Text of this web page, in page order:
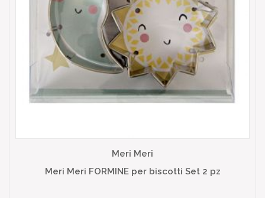
Meri Meri
Meri Meri FORMINE per biscotti Set 2 pz